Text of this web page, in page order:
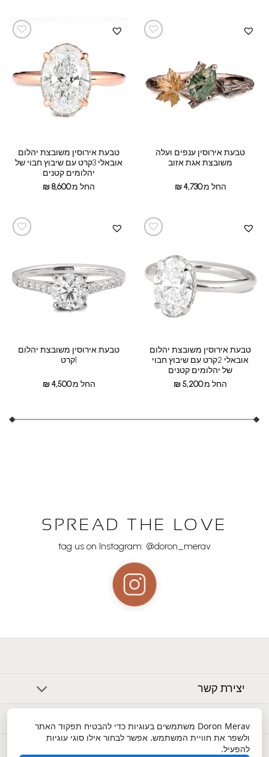
טבעת אירוסין ענפים ועלה
משובצת אגת אזוב
החל מ: ₪4,730
טבעת אירוסין משובצת יהלום
אובאלי 3קרט עם שיבוץ חבוי של
יהלומים קטנים
החל מ:
₪8,600
טבעת אירוסין משובצת יהלום
אובאלי 2קרט עם שיבוץ חבוי
של יהלומים קטנים
החל מ:
₪5,200
טבעת אירוסין משובצת יהלום
1קרט
החל מ: ₪4,500
SPREAD THE LOVE
tag us on Instagram: @doron_merav
יצירת קשר
שירות לקוחות
Doron Merav משתמשים בעוגיות כדי להבטיח תפקוד האתר
ולשפר את חוויית המשתמש. אפשר לבחור אילו סוגי עוגיות
להפעיל.